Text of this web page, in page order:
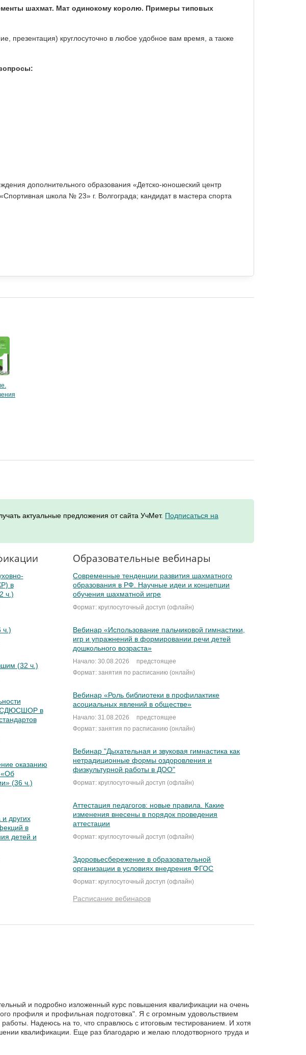
шахмат. Мат одинокому королю. Примеры типовых
презентация) круглосуточно в любое удобное вам время, а также
дополнительного образования «Детско-юношеский центр
школа № 23» г. Волгограда; кандидат в мастера спорта
актуальные предложения от сайта УчМет. Подписаться на
в
ч.)
ч.)
(32 ч.)
СДЮСШОР в
оказанию
«Об
(36 ч.)
других
в
детей и
Образовательные вебинары
Современные тенденции развития шахматного
образования в РФ. Научные идеи и концепции
обучения шахматной игре
Формат: круглосуточный доступ (офлайн)
Вебинар «Использование пальчиковой гимнастики,
игр и упражнений в формировании речи детей
дошкольного возраста»
Начало: 30.08.2026
предстоящее
Формат: занятия по расписанию (онлайн)
Вебинар «Роль библиотеки в профилактике
асоциальных явлений в обществе»
Начало: 31.08.2026
предстоящее
Формат: занятия по расписанию (онлайн)
Вебинар "Дыхательная и звуковая гимнастика как
нетрадиционные формы оздоровления и
физкультурной работы в ДОО"
Формат: круглосуточный доступ (офлайн)
Аттестация педагогов: новые правила. Какие
изменения внесены в порядок проведения
аттестации
Формат: круглосуточный доступ (офлайн)
Здоровьесбережение в образовательной
организации в условиях внедрения ФГОС
Формат: круглосуточный доступ (офлайн)
Расписание вебинаров
и подробно изложенный курс повышения квалификации на очень
профиля и профильная подготовка". Я с огромным удовольствием
Надеюсь на то, что справлюсь с итоговым тестированием. И хотя
квалификации. Еще раз благодарю и желаю плодотворного труда и